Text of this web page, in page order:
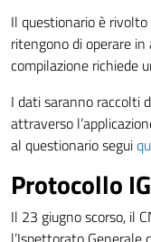
Il questionario è
ritengono di operare
compilazione richiede
I dati saranno raccolti
attraverso
al questionario segui
Protocollo
Il 23 giugno scorso, il